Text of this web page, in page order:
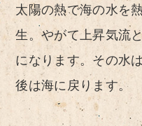
太陽の熱で海の水を
生。やがて上昇気流
になります。その水
後は海に戻ります。